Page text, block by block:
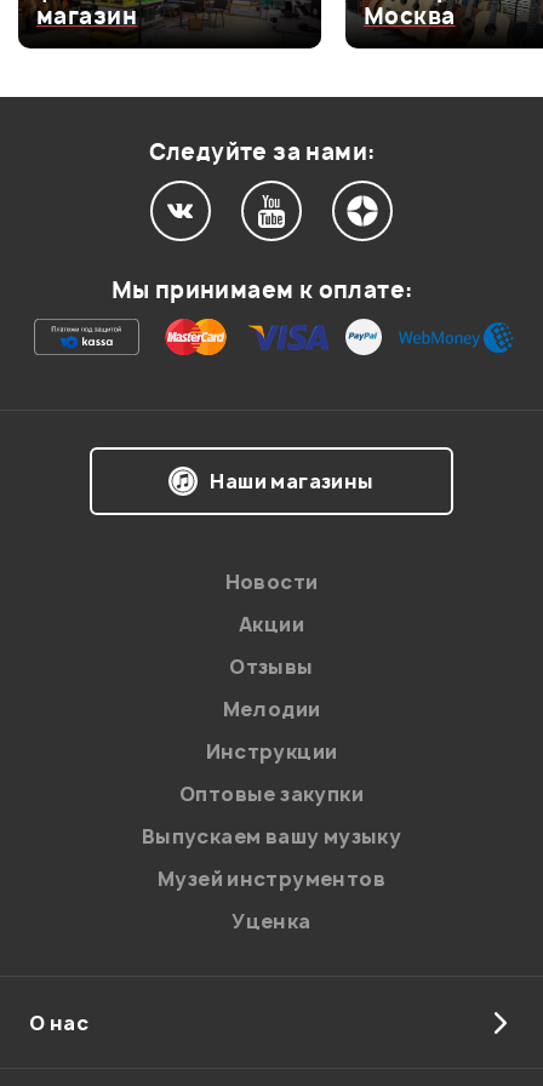
Оценка3
0
Ваша оценка:
на обработку персональных данных в
Политикой в отношении обработки
персональных данных.
Введите проверочное число:
Отправить
магазин
Москва
Следуйте за нами:
Мы принимаем к оплате:
Наши магазины
Новости
Акции
Отзывы
Мелодии
Инструкции
Оптовые закупки
Выпускаем вашу музыку
Музей инструментов
Уценка
О нас